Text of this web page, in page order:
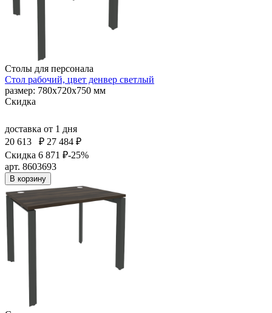
Столы для персонала
Стол рабочий, цвет денвер светлый
размер: 780х720х750 мм
Скидка
доставка от 1 дня
20 613
₽ 27 484 ₽
Скидка 6 871 ₽-25%
арт. 8603693
В корзину